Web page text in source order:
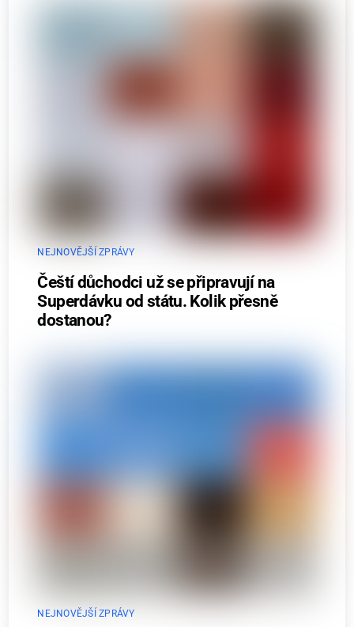
NEJNOVĚJŠÍ ZPRÁVY
Čeští důchodci už se připravují na
Superdávku od státu. Kolik přesně
dostanou?
NEJNOVĚJŠÍ ZPRÁVY